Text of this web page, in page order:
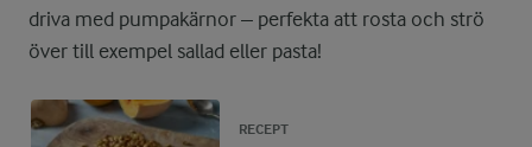
driva med pumpakärnor – perfekta att rosta och strö
över till exempel sallad eller pasta!
RECEPT